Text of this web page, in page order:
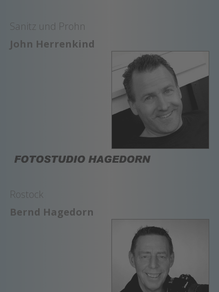
Sanitz und Prohn
John Herrenkind
Rostock
Bernd Hagedorn